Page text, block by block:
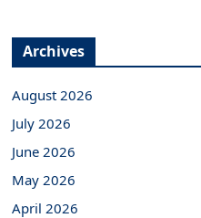
Archives
August 2026
July 2026
June 2026
May 2026
April 2026